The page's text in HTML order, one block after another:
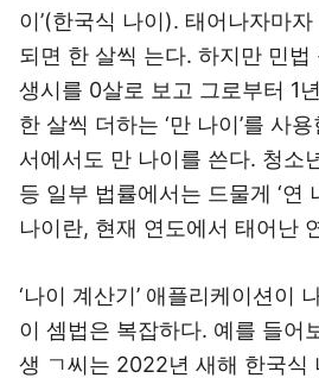
이’(한국식 나이). 태어나자마
되면 한 살씩 는다. 하지만 민법
생시를 0살로 보고 그로부터 1
한 살씩 더하는 ‘만 나이’를 사
서에서도 만 나이를 쓴다. 청소
등 일부 법률에서는 드물게 ‘연
나이란, 현재 연도에서 태어난
‘나이 계산기’ 애플리케이션이
이 셈법은 복잡하다. 예를 들어
생 ㄱ씨는 2022년 새해 한국식